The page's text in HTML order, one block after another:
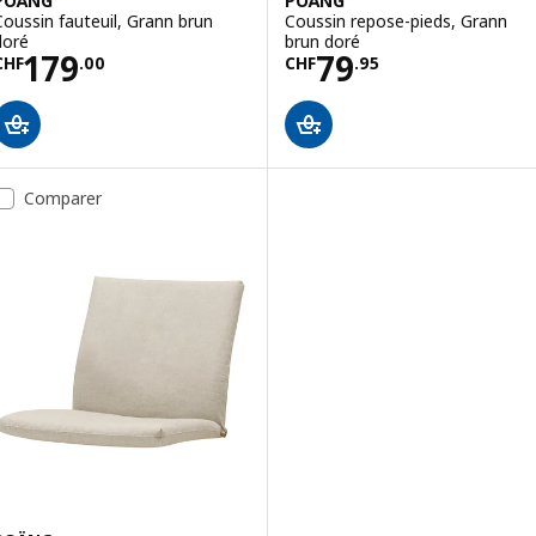
fauteuil, Grann brun
179.00
CHF 179.00
Coussin repose-pieds, Grann
brun doré
CHF79.95
Prix CHF 79.95
Comparer